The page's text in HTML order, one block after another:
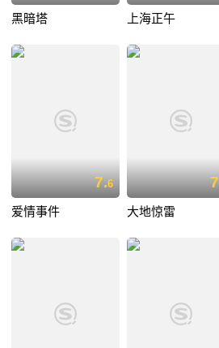
黑暗塔 上海正午
7.6
爱情事件 大地惊雷